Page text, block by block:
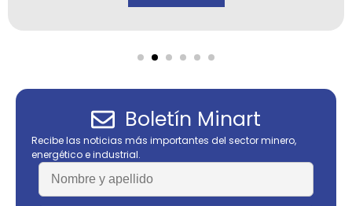
Boletín Minart
Recibe las noticias más importantes del sector minero,
energético e industrial.